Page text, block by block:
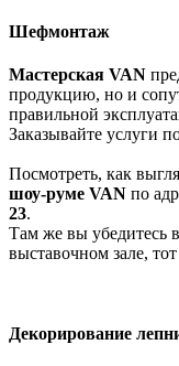
Шефмонтаж
Мастерская VAN
продукцию, но и
правильной
Заказывайте услуги
Посмотреть, как
шоу-руме VAN по
23.
Там же вы убедитесь
выставочном зале,
Декорирование